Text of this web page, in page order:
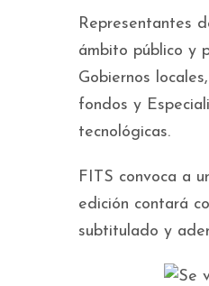
Representantes
ámbito público y
Gobiernos
fondos y
tecnológicas.
FITS convoca a
edición contará
subtitulado y